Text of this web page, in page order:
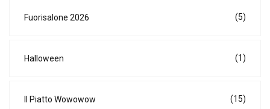
Fuorisalone 2026 (5)
Halloween (1)
Il Piatto Wowowow (15)